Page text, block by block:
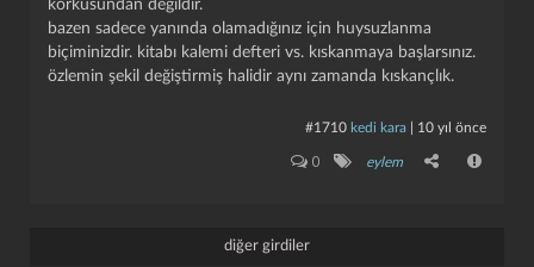
korkusundan değildir.
bazen sadece yanında olamadığınız için huysuzlanma
biçiminizdir. kitabı kalemi defteri vs. kıskanmaya başlarsınız.
özlemin şekil değiştirmiş halidir aynı zamanda kıskançlık.
#1710 kedi kara 10 yıl önce
0 eylem
diğer girdiler